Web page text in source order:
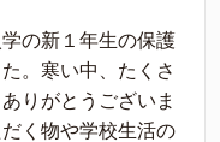
の新１年生の保護
。寒い中、たくさ
りがとうございま
く物や学校生活の